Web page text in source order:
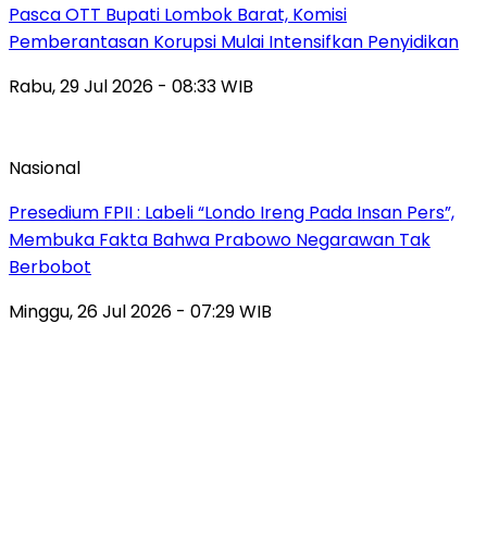
Pasca OTT Bupati Lombok Barat, Komisi
Pemberantasan Korupsi Mulai Intensifkan Penyidikan
Rabu, 29 Jul 2026 - 08:33 WIB
Nasional
Presedium FPII : Labeli “Londo Ireng Pada Insan Pers”,
Membuka Fakta Bahwa Prabowo Negarawan Tak
Berbobot
Minggu, 26 Jul 2026 - 07:29 WIB